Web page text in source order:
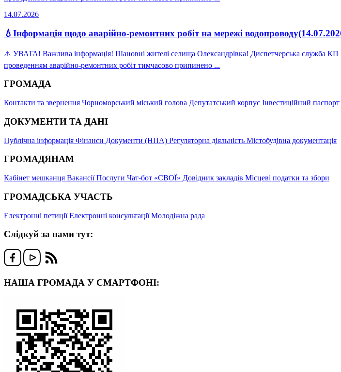
14.07.2026
💧Інформація щодо аварійно-ремонтних робіт на мережі
⚠️ УВАГА! Важлива інформація! Шановні жителі селища Олександрівка! Диспетчерська служба КП
проведенням аварійно-ремонтних робіт тимчасово припинено ...
ГРОМАДА
Контакти та звернення Чорноморський міський голова Депутатський корпус Інвестиційний паспорт
ДОКУМЕНТИ ТА ДАНІ
Публічна інформація Фінанси Документи (НПА) Регуляторна діяльність Містобудівна документація
ГРОМАДЯНАМ
Кабінет мешканця ВакансіїПослуги Чат-бот «СВОЇ» Довідник закладів Місцеві податки та збори
ГРОМАДСЬКА УЧАСТЬ
Електронні петиціїЕлектронні консультаціїМолодіжна рада
Слідкуй за нами тут:
НАША ГРОМАДА У СМАРТФОНІ: